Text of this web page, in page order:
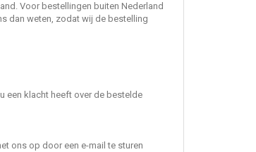
Voor bestellingen buiten Nederland
dan weten, zodat wij de bestelling
een klacht heeft over de bestelde
ons op door een e-mail te sturen